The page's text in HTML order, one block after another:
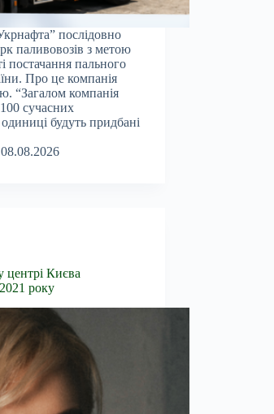
послідовно
паливовозів з метою
постачання пального
Про це компанія
“Загалом компанія
сучасних
будуть придбані
08.08.2026
центрі Києва
року